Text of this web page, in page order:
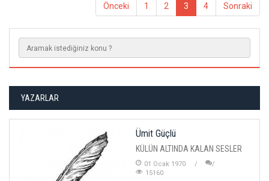
Önceki 1 2 3 4 Sonraki
YAZARLAR
Ümit Güçlü
KÜLÜN ALTINDA KALAN SESLER
01 Ocak 1970
15160